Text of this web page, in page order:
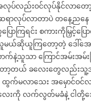
လုပ်လည်းဝင်လုပ်နိုင်လာတေ
ာလုပ်လာတာပဲ တနေ့ညနေ
ောကြရင်း စကားကိုမြှ
မယ်ဆိုယူကြတော့တဲ့ ဒေ
နဲ့သူသာ ကြောင်အမ်းအမ်
က်တော့တယ် ခလေးတွေလည်
က်မလာသေး အမှောင်ဝင်လ
ေးကို လက်လွတ်မခံနဲ့ ငါတို့ဘ